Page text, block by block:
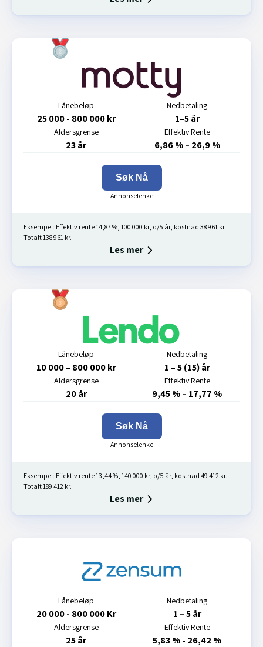
Lånebeløp
25 000 - 800 000 kr
Nedbetaling
1–5 år
Aldersgrense
23 år
Effektiv Rente
6,86 % – 26,9 %
Søk Nå
Eksempel: Effektiv rente 14,87 %, 100 000 kr, o/5 år, kostnad 38 961 kr.
Totalt 138 961 kr.
Les mer
Lånebeløp
10 000 – 800 000 kr
Nedbetaling
1 – 5 (15) år
Aldersgrense
20 år
Effektiv Rente
9,45 % – 17,77 %
Søk Nå
Eksempel: Effektiv rente 13,44 %, 140 000 kr, o/5 år, kostnad 49 412 kr.
Totalt 189 412 kr.
Les mer
Lånebeløp
20 000 - 800 000 Kr
Nedbetaling
1 – 5 år
Aldersgrense
25 år
Effektiv Rente
5,83 % - 26,42 %